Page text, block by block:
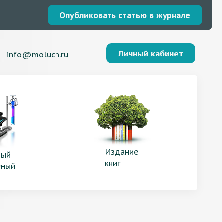
Опубликовать статью в журнале
info@moluch.ru Личный кабинет
Издание
книг